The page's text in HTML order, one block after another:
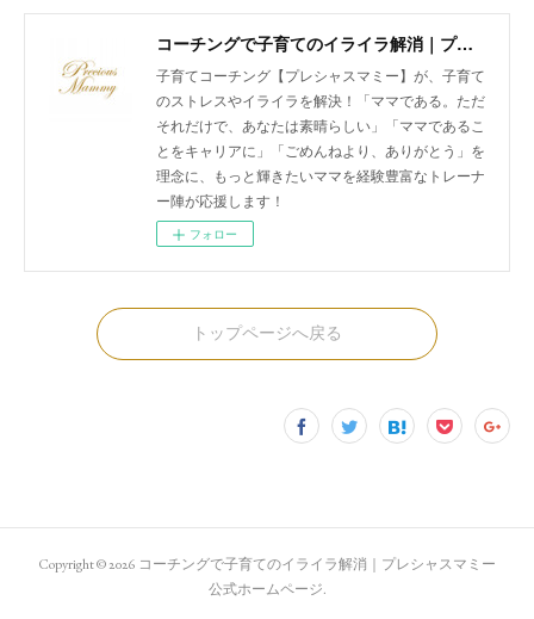
コーチングで子育てのイライラ解消｜プレシャスマミー 公式ホームページ
子育てコーチング【プレシャスマミー】が、子育て
のストレスやイライラを解決！「ママである。ただ
それだけで、あなたは素晴らしい」「ママであるこ
とをキャリアに」「ごめんねより、ありがとう」を
理念に、もっと輝きたいママを経験豊富なトレーナ
ー陣が応援します！
フォロー
トップページへ戻る
Copyright ©2026 コーチングで子育てのイライラ解消｜プレシャスマミー
公式ホームページ.